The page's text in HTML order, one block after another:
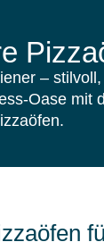
–
Oase mit